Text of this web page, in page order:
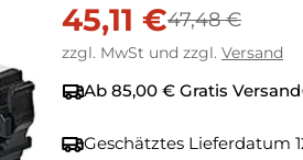
Verkaufspreis
45,11 €
Regulärer
Preis
47,48 €
zzgl. MwSt und zzgl. Versand
Ab 85,00 € Gratis Versand
Geschätztes Lieferdatum